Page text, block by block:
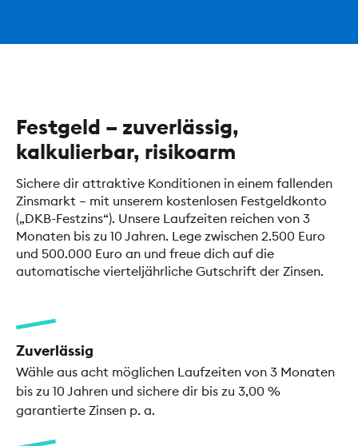
Festgeld – zuverlässig,
kalkulierbar, risikoarm
Sichere dir attraktive Konditionen in einem fallenden
Zinsmarkt – mit unserem kostenlosen Festgeldkonto
(„DKB-Festzins“). Unsere Laufzeiten reichen von 3
Monaten bis zu 10 Jahren. Lege zwischen 2.500 Euro
und 500.000 Euro an und freue dich auf die
automatische vierteljährliche Gutschrift der Zinsen.
Zuverlässig
Wähle aus acht möglichen Laufzeiten von 3 Monaten
bis zu 10 Jahren und sichere dir bis zu 3,00 %
garantierte Zinsen p. a.